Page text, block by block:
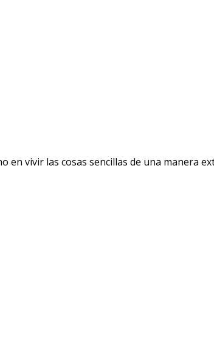
vivir las cosas sencillas de una manera